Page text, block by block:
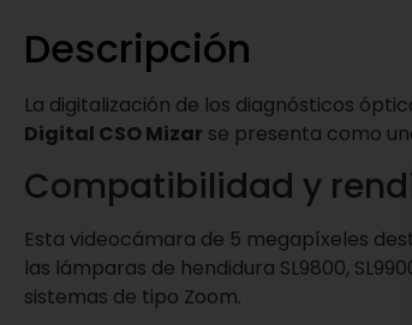
Descripción
La digitalización de los diagnósticos
Digital CSO Mizar se presenta como
Compatibilidad y
Esta videocámara de 5 megapíxeles
las lámparas de hendidura SL9800,
sistemas de tipo Zoom.